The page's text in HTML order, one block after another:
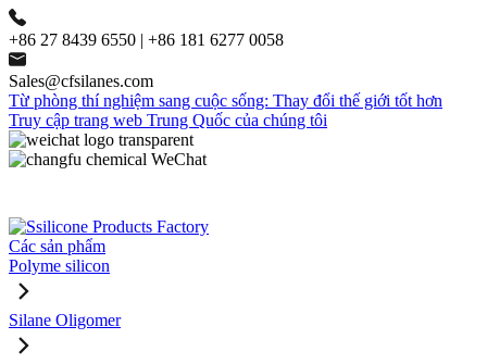
+86 27 8439 6550 | +86 181 6277 0058
Sales@cfsilanes.com
Từ phòng thí nghiệm sang cuộc sống: Thay đổi thế giới tốt hơn
Truy cập trang web Trung Quốc của chúng tôi
Các sản phẩm
Polyme silicon
Silane Oligomer